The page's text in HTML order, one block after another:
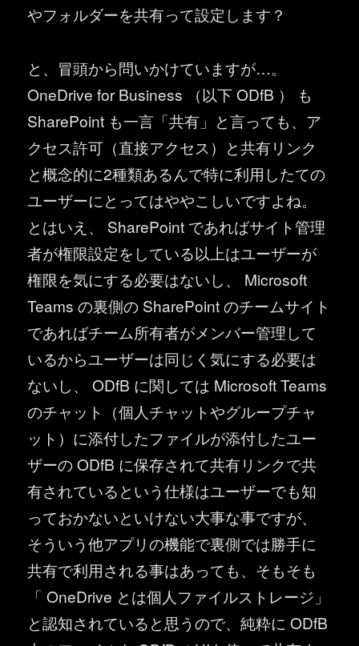
やフォルダーを共有って設定します？
と、冒頭から問いかけていますが…。
OneDrive for Business （以下 ODfB ） も
SharePoint も一言「共有」と言っても、ア
クセス許可（直接アクセス）と共有リンク
と概念的に2種類あるんで特に利用したての
ユーザーにとってはややこしいですよね。
とはいえ、 SharePoint であればサイト管理
者が権限設定をしている以上はユーザーが
権限を気にする必要はないし、 Microsoft
Teams の裏側の SharePoint のチームサイト
であればチーム所有者がメンバー管理して
いるからユーザーは同じく気にする必要は
ないし、 ODfB に関しては Microsoft Teams
のチャット（個人チャットやグループチャ
ット）に添付したファイルが添付したユー
ザーの ODfB に保存されて共有リンクで共
有されているという仕様はユーザーでも知
っておかないといけない大事な事ですが、
そういう他アプリの機能で裏側では勝手に
共有で利用される事はあっても、そもそも
「 OneDrive とは個人ファイルストレージ」
と認知されていると思うので、純粋に ODfB